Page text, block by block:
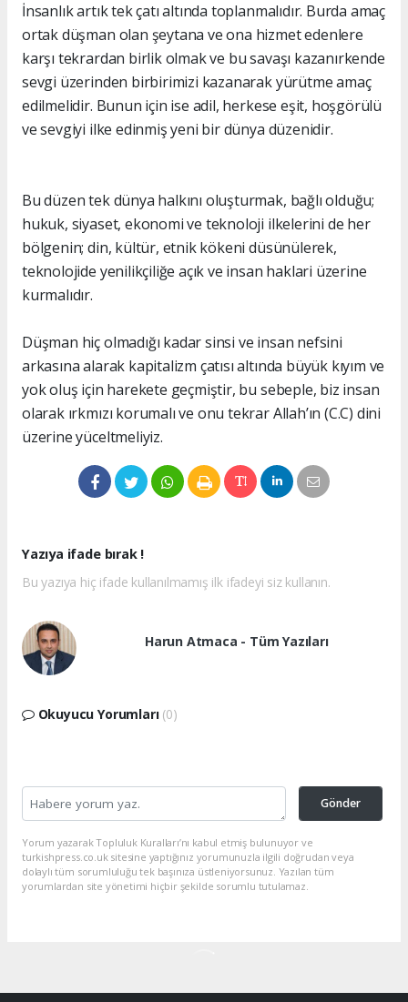
İnsanlık artık tek çatı altında toplanmalıdır. Burda amaç
ortak düşman olan şeytana ve ona hizmet edenlere
karşı tekrardan birlik olmak ve bu savaşı kazanırkende
sevgi üzerinden birbirimizi kazanarak yürütme amaç
edilmelidir. Bunun için ise adil, herkese eşit, hoşgörülü
ve sevgiyi ilke edinmiş yeni bir dünya düzenidir.
Bu düzen tek dünya halkını oluşturmak, bağlı olduğu;
hukuk, siyaset, ekonomi ve teknoloji ilkelerini de her
bölgenin; din, kültür, etnik kökeni düsünülerek,
teknolojide yenilikçiliğe açık ve insan haklari üzerine
kurmalıdır.
Düşman hiç olmadığı kadar sinsi ve insan nefsini
arkasına alarak kapitalizm çatısı altında büyük kıyım ve
yok oluş için harekete geçmiştir, bu sebeple, biz insan
olarak ırkmızı korumalı ve onu tekrar Allah’ın (C.C) dini
üzerine yüceltmeliyiz.
Yazıya ifade bırak !
Bu yazıya hiç ifade kullanılmamış ilk ifadeyi siz kullanın.
Harun Atmaca - Tüm Yazıları
Okuyucu Yorumları (0)
Gönder
Yorum yazarak Topluluk Kuralları’nı kabul etmiş bulunuyor ve
turkishpress.co.uk sitesine yaptığınız yorumunuzla ilgili doğrudan veya
dolaylı tüm sorumluluğu tek başınıza üstleniyorsunuz. Yazılan tüm
yorumlardan site yönetimi hiçbir şekilde sorumlu tutulamaz.